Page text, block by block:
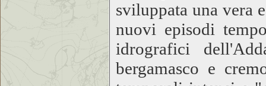
sviluppata una vera
nuovi episodi
idrografici
bergamasco e